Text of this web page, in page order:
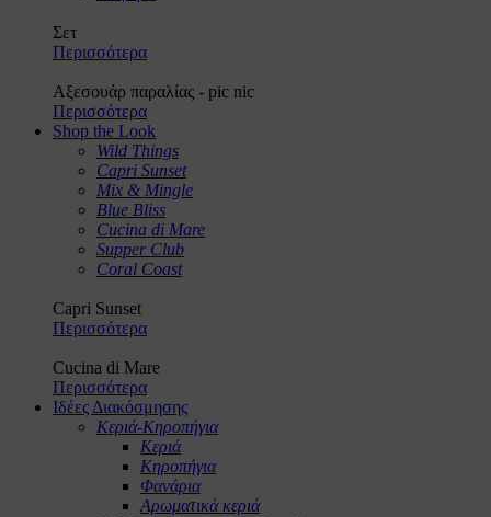
Σετ
Περισσότερα
Αξεσουάρ παραλίας - pic nic
Περισσότερα
Shop the Look
Wild Things
Capri Sunset
Mix & Mingle
Blue Bliss
Cucina di Mare
Supper Club
Coral Coast
Capri Sunset
Περισσότερα
Cucina di Mare
Περισσότερα
Ιδέες Διακόσμησης
Κεριά-Κηροπήγια
Κεριά
Κηροπήγια
Φανάρια
Αρωματικά κεριά